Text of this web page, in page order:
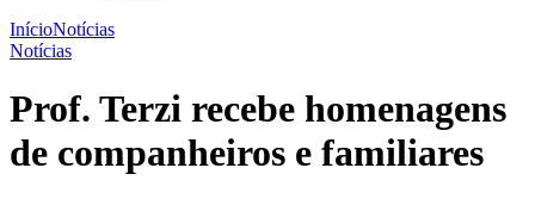
InícioNotícias
Notícias
Prof. Terzi recebe homenagens
de companheiros e familiares